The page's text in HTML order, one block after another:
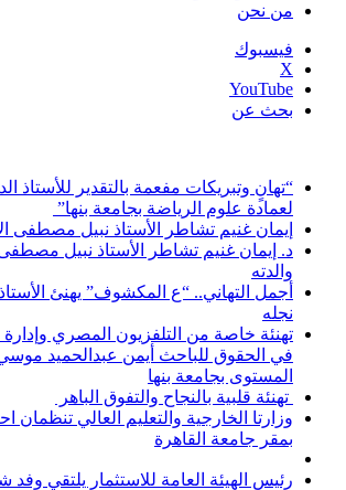
من نحن
فيسبوك
‫X
‫YouTube
بحث عن
“تهانٍ وتبريكات مفعمة بالتقدير للأستاذ
لعمادة علوم الرياضة بجامعة بنها”
إيمان غنيم تشاطر الأستاذ نبيل مصطفى
د. إيمان غنيم تشاطر الأستاذ نبيل مصطفى
والدته
أجمل التهاني.. “ع المكشوف” يهنئ
نجله
تهنئة خاصة من التلفزيون المصري وإدارة
في الحقوق للباحث أيمن عبدالحميد
المستوى بجامعة بنها
تهنئة قلبية بالنجاح والتفوق الباهر
وزارتا الخارجية والتعليم العالي تنظمان
بمقر جامعة القاهرة
رئيس الهيئة العامة للاستثمار يلتقي